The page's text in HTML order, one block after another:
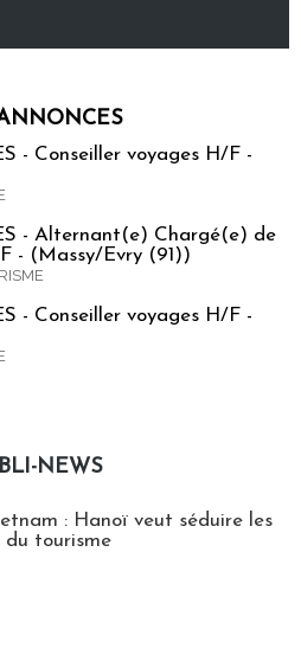
- Conseiller voyages H/F -
- Alternant(e) Chargé(e) de
- (Massy/Evry (91))
- Conseiller voyages H/F -
NEWS
: Hanoï veut séduire les
du tourisme